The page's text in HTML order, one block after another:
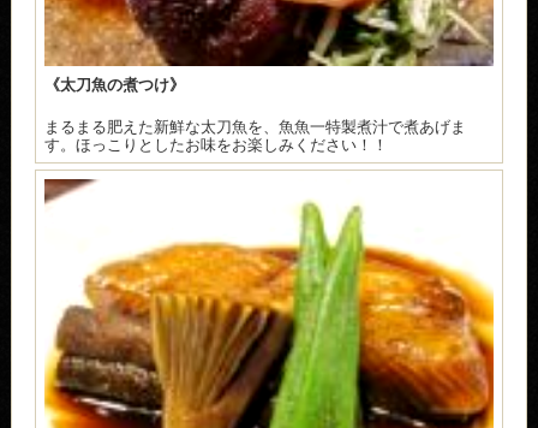
《太刀魚の煮つけ》
まるまる肥えた新鮮な太刀魚を、魚魚一特製煮汁で煮あげま
す。ほっこりとしたお味をお楽しみください！！